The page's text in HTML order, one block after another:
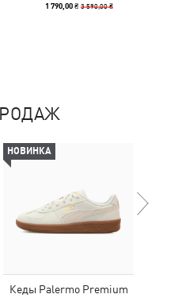
1 790,00 ₴3 590,00 ₴
НОВИНКА
Кеды Palermo Premium